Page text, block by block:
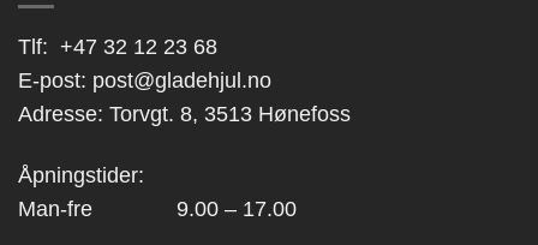
Tlf: +47 32 12 23 68
E-post: post@gladehjul.no
Adresse: Torvgt. 8, 3513 Hønefoss
Åpningstider:
Man-fre 9.00 – 17.00